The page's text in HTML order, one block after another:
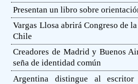
Presentan un libro sobre
Vargas Llosa abrirá Congreso de
Chile
Creadores de Madrid y Buenos
seña de identidad común
Argentina distingue al escritor